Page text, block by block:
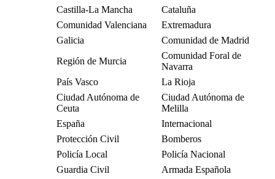
Castilla-La Mancha
Cataluña
Comunidad Valenciana
Extremadura
Galicia
Comunidad de Madrid
Región de Murcia
Comunidad Foral de
Navarra
País Vasco
La Rioja
Ciudad Autónoma de
Ceuta
Ciudad Autónoma de
Melilla
España
Internacional
Protección Civil
Bomberos
Policía Local
Policía Nacional
Guardia Civil
Armada Española